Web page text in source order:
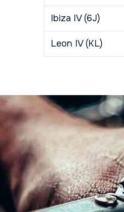
Ibiza IV (6J)
Leon IV (KL)